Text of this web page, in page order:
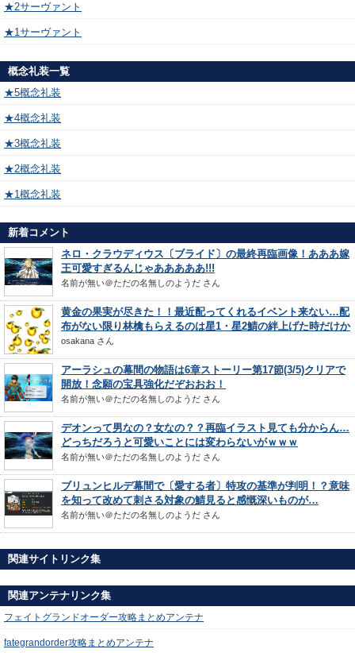
★2サーヴァント
★1サーヴァント
概念礼装一覧
★5概念礼装
★4概念礼装
★3概念礼装
★2概念礼装
★1概念礼装
新着コメント
ネロ・クラウディウス〔ブライド〕の最終再臨画像！あああ嫁
王可愛すぎるんじゃあああああ!!!
名前が無い＠ただの名無しのようだ さん
黄金の果実が尽きた！！最近配ってくれるイベント来ない…配
布がない限り林檎もらえるのは星1・星2鯖の絆上げた時だけか
osakana さん
アーラシュの幕間の物語は6章ストーリー第17節(3/5)クリアで
開放！念願の宝具強化だぞおおお！
名前が無い＠ただの名無しのようだ さん
デオンって男なの？女なの？？再臨イラスト見ても分からん…
どっちだろうと可愛いことには変わらないがｗｗｗ
名前が無い＠ただの名無しのようだ さん
ブリュンヒルデ幕間で〔愛する者〕特攻の基準が判明！？意味
を知って改めて刺さる対象の鯖見ると感慨深いものが…
名前が無い＠ただの名無しのようだ さん
関連サイトリンク集
関連アンテナリンク集
フェイトグランドオーダー攻略まとめアンテナ
fategrandorder攻略まとめアンテナ